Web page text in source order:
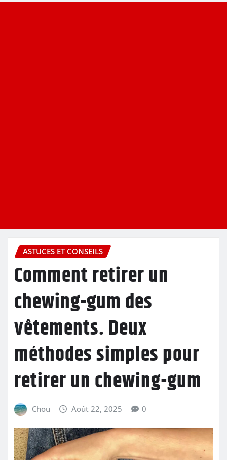
ASTUCES ET CONSEILS
Comment retirer un
chewing-gum des
vêtements. Deux
méthodes simples pour
retirer un chewing-gum
Chou Août 22, 2025 0